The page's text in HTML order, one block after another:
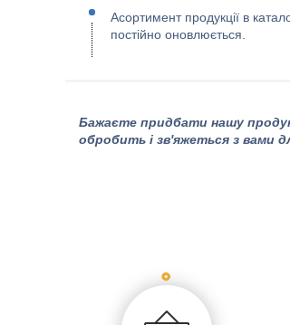
Асортимент продукції в
постійно оновлюється.
Бажаєте придбати нашу
обробить і зв'яжеться з вами